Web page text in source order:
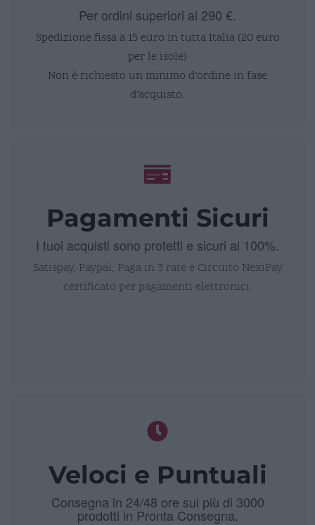
Per ordini superiori ai 290 €.
Spedizione fissa a 15 euro in tutta Italia (20 euro
per le isole)
Non è richiesto un minimo d’ordine in fase
d’acquisto.
Pagamenti Sicuri
I tuoi acquisti sono protetti e sicuri al 100%.
Satispay, Paypal, Paga in 3 rate e Circuito NexiPay
certificato per pagamenti elettronici.
Veloci e Puntuali
Consegna in 24/48 ore sui più di 3000
prodotti in Pronta Consegna.